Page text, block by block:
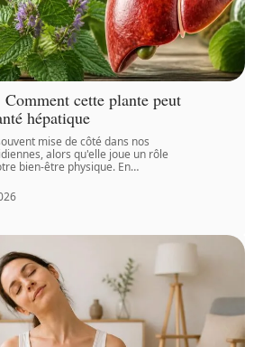
cette plante peut
hépatique
mise de côté dans nos
alors qu'elle joue un rôle
bien-être physique. En…